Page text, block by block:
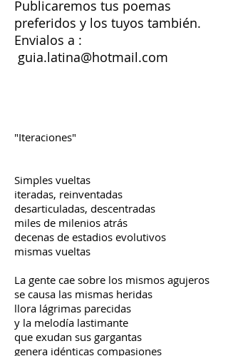
Publicaremos tus poemas
preferidos y los tuyos también.
Envialos a :
guia.latina@hotmail.com
"Iteraciones"
Simples vueltas
iteradas, reinventadas
desarticuladas, descentradas
miles de milenios atrás
decenas de estadios evolutivos
mismas vueltas
La gente cae sobre los mismos agujeros
se causa las mismas heridas
llora lágrimas parecidas
y la melodía lastimante
que exudan sus gargantas
genera idénticas compasiones